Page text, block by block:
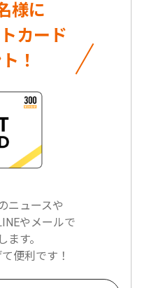
様に
カード
！
ニュースや
やメールで
ます。
便利です！